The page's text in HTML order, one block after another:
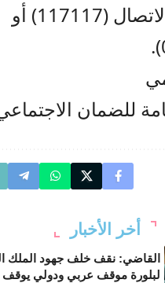
أو عبر مركز الاتصال (117117) أو
للضمان
أخر الأخبار
القاضي: نقف خلف جهود الملك
لبلورة موقف عربي ودولي يوقف